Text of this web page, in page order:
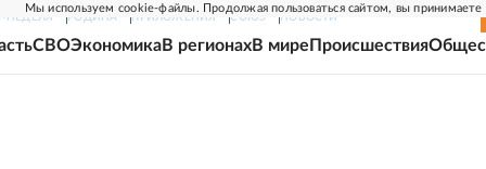
Мы используем cookie-файлы. Продолжая пользоваться сайтом, вы принимаете
НЕДЕЛЯ РОДИНА ПРИЛОЖЕНИЯ СОЮЗ НОВОСТИ
СВОЭкономикаВ регионахВ мире Происшествия